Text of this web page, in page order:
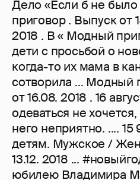
Дело «Если б не
приговор . Выпуск от
2018 . В « Модный
дети с просьбой о
когда-то их мама в
сотворила ... Модный
от 16.08. 2018 . 16
одеваться не
него неприятно. ....
детям. Мужское /
13.12. 2018 ...
юбилею Владимира